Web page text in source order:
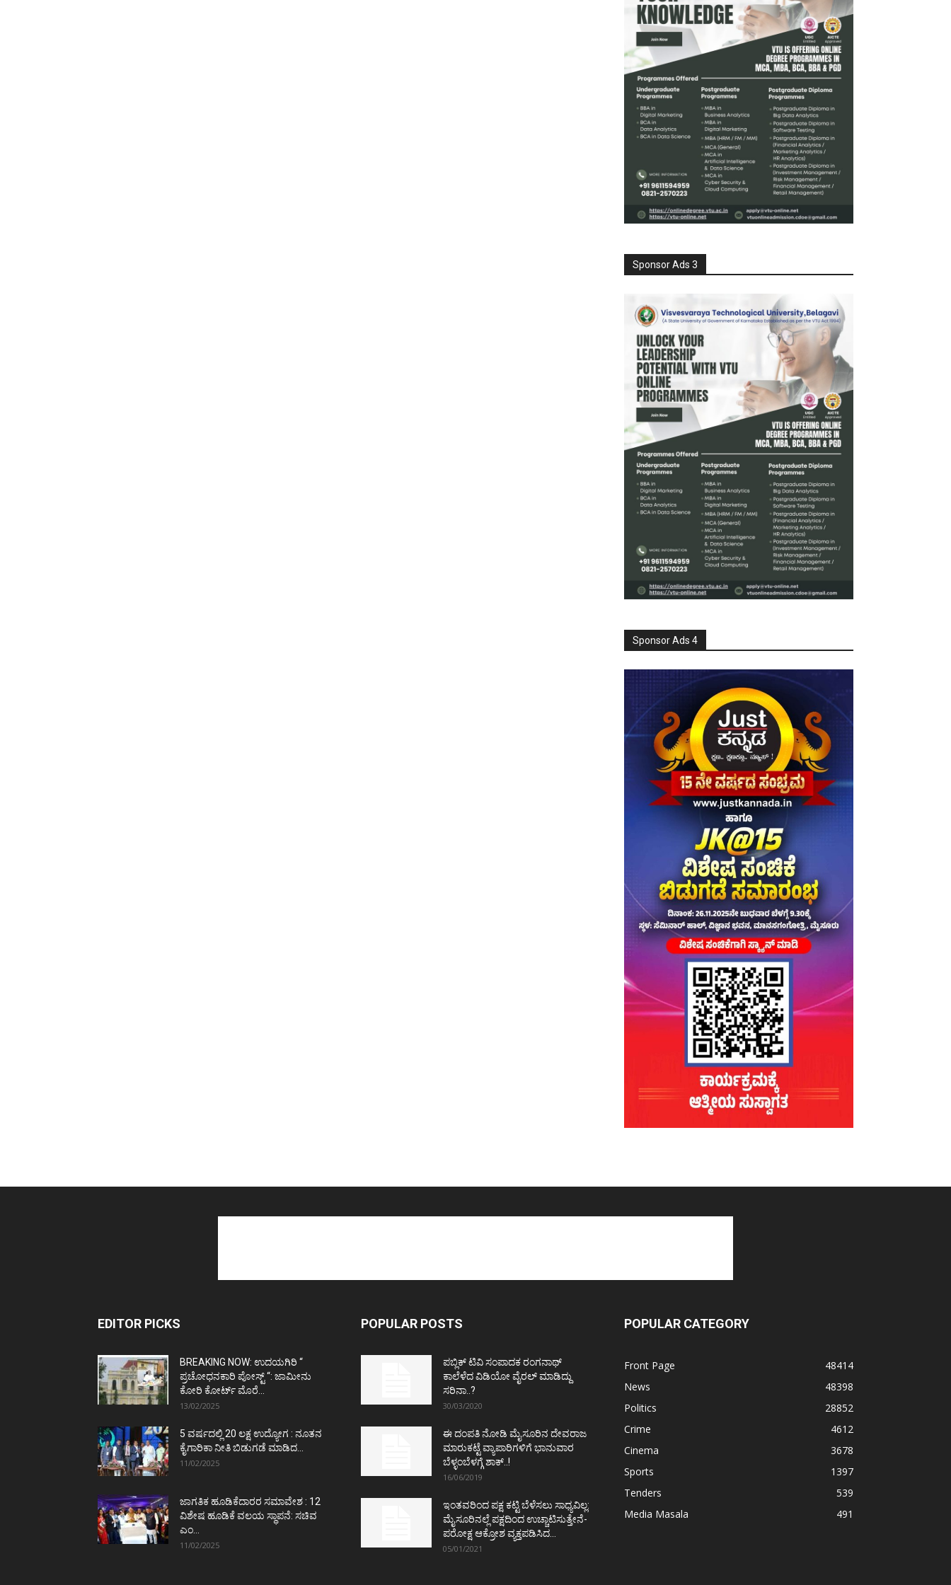
Sponsor Ads 3
Sponsor Ads 4
EDITOR PICKS
BREAKING NOW: ಉದಯಗಿರಿ “
ಪ್ರಚೋಧನಕಾರಿ ಪೋಸ್ಟ್‌ “: ಜಾಮೀನು
ಕೋರಿ ಕೋರ್ಟ್‌ ಮೊರೆ...
13/02/2025
5 ವರ್ಷದಲ್ಲಿ 20 ಲಕ್ಷ ಉದ್ಯೋಗ : ನೂತನ
ಕೈಗಾರಿಕಾ ನೀತಿ ಬಿಡುಗಡೆ ಮಾಡಿದ...
11/02/2025
ಜಾಗತಿಕ ಹೂಡಿಕೆದಾರರ ಸಮಾವೇಶ : 12
ವಿಶೇಷ ಹೂಡಿಕೆ ವಲಯ ಸ್ಥಾಪನೆ: ಸಚಿವ
ಎಂ...
11/02/2025
POPULAR POSTS
ಪಬ್ಲಿಕ್ ಟಿವಿ ಸಂಪಾದಕ ರಂಗನಾಥ್
ಕಾಲೆಳೆದ ವಿಡಿಯೋ ವೈರಲ್ ಮಾಡಿದ್ದು
ಸರಿನಾ..?
30/03/2020
ಈ ದಂಪತಿ ನೋಡಿ ಮೈಸೂರಿನ ದೇವರಾಜ
ಮಾರುಕಟ್ಟೆ ವ್ಯಾಪಾರಿಗಳಿಗೆ ಭಾನುವಾರ
ಬೆಳ್ಳಂಬೆಳಗ್ಗೆ ಶಾಕ್..!
16/06/2019
ಇಂತವರಿಂದ ಪಕ್ಷ ಕಟ್ಟಿ ಬೆಳೆಸಲು ಸಾಧ್ಯವಿಲ್ಲ:
ಮೈಸೂರಿನಲ್ಲೆ ಪಕ್ಷದಿಂದ ಉಚ್ಚಾಟಿಸುತ್ತೇನೆ-
ಪರೋಕ್ಷ ಆಕ್ರೋಶ ವ್ಯಕ್ತಪಡಿಸಿದ...
05/01/2021
POPULAR CATEGORY
Front Page
48414
News
48398
Politics
28852
Crime
4612
Cinema
3678
Sports
1397
Tenders
539
Media Masala
491